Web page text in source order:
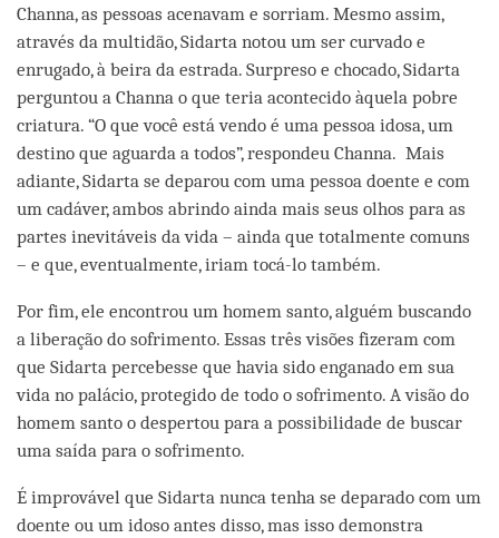
Channa, as pessoas acenavam e sorriam. Mesmo assim,
através da multidão, Sidarta notou um ser curvado e
enrugado, à beira da estrada. Surpreso e chocado, Sidarta
perguntou a Channa o que teria acontecido àquela pobre
criatura. “O que você está vendo é uma pessoa idosa, um
destino que aguarda a todos”, respondeu Channa. Mais
adiante, Sidarta se deparou com uma pessoa doente e com
um cadáver, ambos abrindo ainda mais seus olhos para as
partes inevitáveis da vida – ainda que totalmente comuns
– e que, eventualmente, iriam tocá-lo também.
Por fim, ele encontrou um homem santo, alguém buscando
a liberação do sofrimento. Essas três visões fizeram com
que Sidarta percebesse que havia sido enganado em sua
vida no palácio, protegido de todo o sofrimento. A visão do
homem santo o despertou para a possibilidade de buscar
uma saída para o sofrimento.
É improvável que Sidarta nunca tenha se deparado com um
doente ou um idoso antes disso, mas isso demonstra